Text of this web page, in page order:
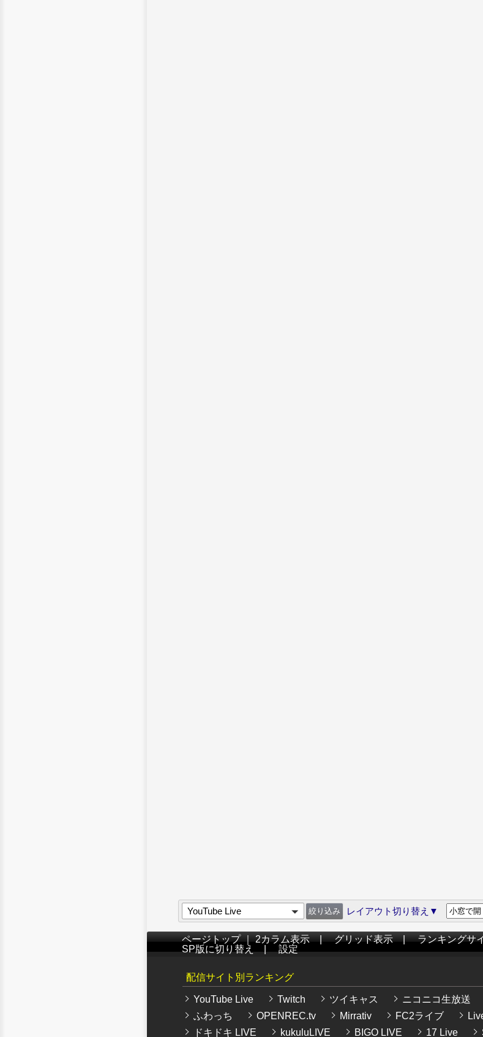
YouTube Live レイアウト切り替え▼
ページトップ｜2カラム表示|グリッド表示|ランキングサ
SP版に切り替え
設定
配信サイト別ランキング
YouTube Live Twitch ツイキャス ニコニコ生放送
ふわっち
OPENREC.tv Mirrativ FC2ライブ
ドキドキ LIVE
kukuluLIVE BIGO LIVE 17 Live